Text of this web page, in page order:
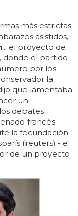
más estrictas
asistidos,
... el proyecto de
donde el partido
por los
la
que lamentaba
un
debates
francés
la fecundación
(reuters) - el
de un proyecto